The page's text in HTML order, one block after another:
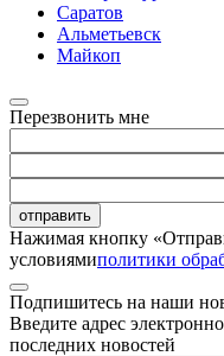
Саратов
Альметьевск
Майкоп
Перезвонить мне
отправить
Нажимая кнопку
условиямиполитики
Подпишитесь на наши
Введите адрес
последних новостей